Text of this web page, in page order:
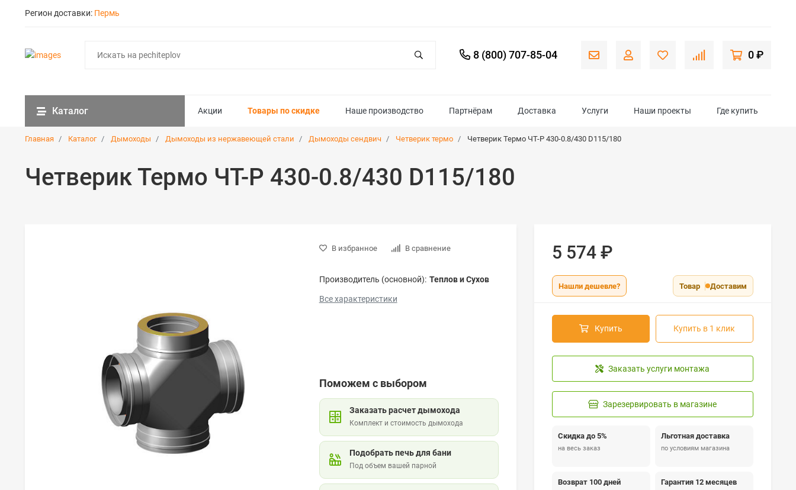
Регион доставки: Пермь
8 (800) 707-85-04 0 ₽
Каталог Акции Товары по скидке Наше производство Партнёрам Доставка Услуги Наши проекты Где купить
Главная Каталог Дымоходы Дымоходы из нержавеющей стали Дымоходы сендвич Четверик термо Четверик Термо ЧТ-Р 430-0.8/430 D115/180
Четверик Термо ЧТ-Р 430-0.8/430 D115/180
В избранное В сравнение
Производитель (основной): Теплов и Сухов
Все характеристики
Поможем с выбором
Заказать расчет дымохода
Комплект и стоимость дымохода
Подобрать печь для бани
Под объем вашей парной
5 574 ₽
Нашли дешевле? Товар Доставим
Купить Купить в 1 клик
Заказать услуги монтажа
Зарезервировать в магазине
Скидка до 5%
на весь заказ
Льготная доставка
по условиям магазина
Возврат 100 дней Гарантия 12 месяцев